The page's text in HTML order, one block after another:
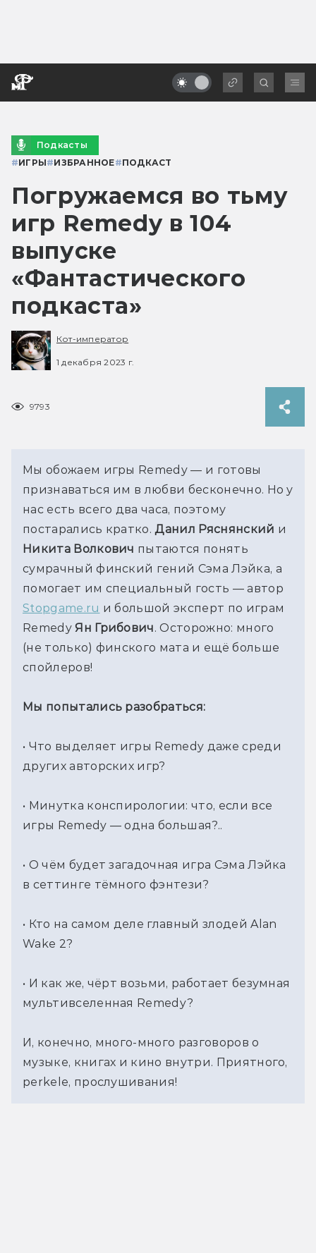
Подкасты
#ИГРЫ#ИЗБРАННОЕ#ПОДКАСТ
Погружаемся во тьму
игр Remedy в 104
выпуске
«Фантастического
подкаста»
Кот-император
1 декабря 2023 г.
9793
Мы обожаем игры Remedy — и готовы
признаваться им в любви бесконечно. Но у
нас есть всего два часа, поэтому
постарались кратко. Данил Ряснянский
Никита Волкович пытаются понять
сумрачный финский гений Сэма Лэйка, а
Stopgame.ru и большой эксперт по играм
Remedy Ян Грибович. Осторожно: много
(не только) финского мата и ещё больше
спойлеров!
Мы попытались разобраться:
• Что выделяет игры Remedy даже среди
других авторских игр?
• Минутка конспирологии: что, если все
игры Remedy — одна большая?..
• О чём будет загадочная игра Сэма Лэйка
в сеттинге тёмного фэнтези?
• Кто на самом деле главный злодей Alan
Wake 2?
• И как же, чёрт возьми, работает безумная
мультивселенная Remedy?
И, конечно, много-много разговоров о
музыке, книгах и кино внутри. Приятного,
perkele, прослушивания!